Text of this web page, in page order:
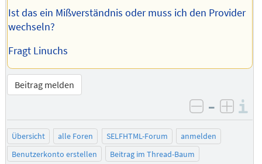
Ist das ein Mißverständnis oder muss ich den Provider
wechseln?
Fragt Linuchs
Beitrag melden
negativ
–
Übersicht alle Foren SELFHTML-Forum
anmelden
Benutzerkonto erstellen
Beitrag im Thread-Baum